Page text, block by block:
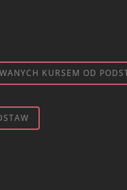
KURSEM OD